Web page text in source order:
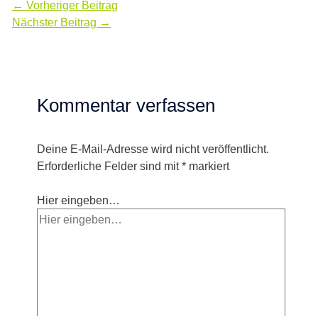
← Vorheriger Beitrag
Nächster Beitrag →
Kommentar verfassen
Deine E-Mail-Adresse wird nicht veröffentlicht.
Erforderliche Felder sind mit*markiert
Hier eingeben…